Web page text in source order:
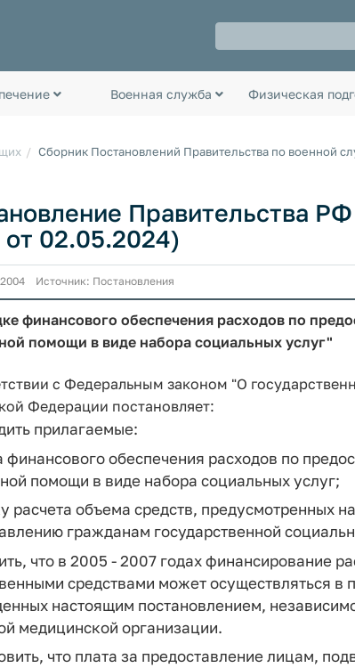
Военная служба Физическая
Сборник Постановлений Правительства по военной
Правительства
02.05.2024)
Источник: Постановления
финансового обеспечения расходов по
помощи в виде набора социальных услуг"
с Федеральным законом "О
Федерации постановляет:
прилагаемые:
финансового обеспечения расходов по
помощи в виде набора социальных услуг;
расчета объема средств, предусмотренных
гражданам государственной
что в 2005 - 2007 годах финансирование
средствами может осуществляться
настоящим постановлением,
медицинской организации.
что плата за предоставление лицам,